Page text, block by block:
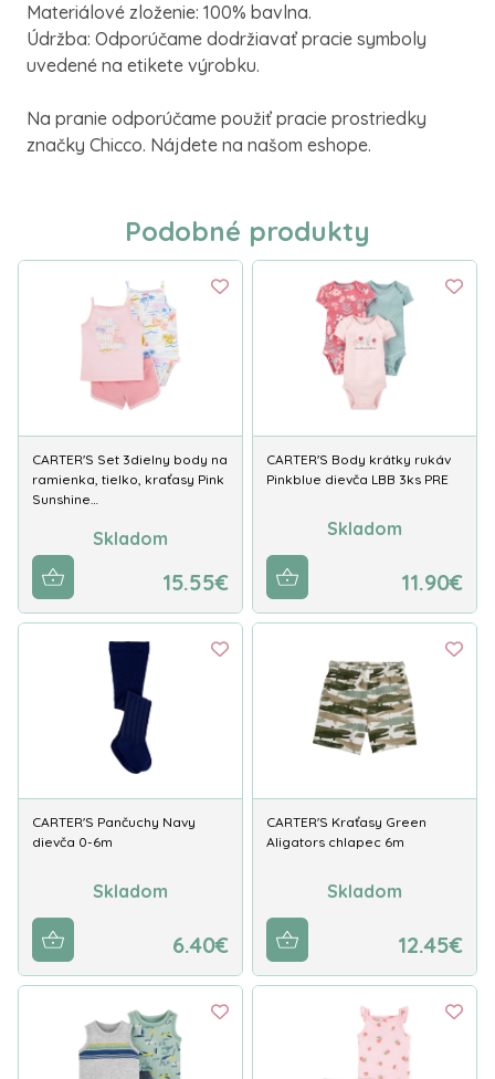
Materiálové zloženie: 100% bavlna.
Údržba: Odporúčame dodržiavať pracie symboly
uvedené na etikete výrobku.
Na pranie odporúčame použiť pracie prostriedky
značky Chicco. Nájdete na našom eshope.
Podobné produkty
CARTER'S Set 3dielny body na
ramienka, tielko, kraťasy Pink
Sunshine…
Skladom
15.55€
CARTER'S Body krátky rukáv
Pinkblue dievča LBB 3ks PRE
Skladom
11.90€
CARTER'S Pančuchy Navy
dievča 0-6m
Skladom
6.40€
CARTER'S Kraťasy Green
Aligators chlapec 6m
Skladom
12.45€